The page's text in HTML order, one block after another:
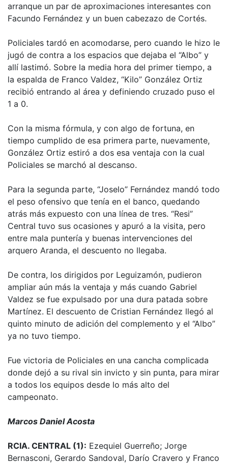
arranque un par de aproximaciones interesantes con
Facundo Fernández y un buen cabezazo de Cortés.
Policiales tardó en acomodarse, pero cuando le hizo le
jugó de contra a los espacios que dejaba el “Albo” y
allí lastimó. Sobre la media hora del primer tiempo, a
la espalda de Franco Valdez, “Kilo” González Ortiz
recibió entrando al área y definiendo cruzado puso el
1 a 0.
Con la misma fórmula, y con algo de fortuna, en
tiempo cumplido de esa primera parte, nuevamente,
González Ortiz estiró a dos esa ventaja con la cual
Policiales se marchó al descanso.
Para la segunda parte, “Joselo” Fernández mandó todo
el peso ofensivo que tenía en el banco, quedando
atrás más expuesto con una línea de tres. “Resi”
Central tuvo sus ocasiones y apuró a la visita, pero
entre mala puntería y buenas intervenciones del
arquero Aranda, el descuento no llegaba.
De contra, los dirigidos por Leguizamón, pudieron
ampliar aún más la ventaja y más cuando Gabriel
Valdez se fue expulsado por una dura patada sobre
Martínez. El descuento de Cristian Fernández llegó al
quinto minuto de adición del complemento y el “Albo”
ya no tuvo tiempo.
Fue victoria de Policiales en una cancha complicada
donde dejó a su rival sin invicto y sin punta, para mirar
a todos los equipos desde lo más alto del
campeonato.
Marcos Daniel Acosta
RCIA. CENTRAL (1): Ezequiel Guerreño; Jorge
Bernasconi, Gerardo Sandoval, Darío Cravero y Franco